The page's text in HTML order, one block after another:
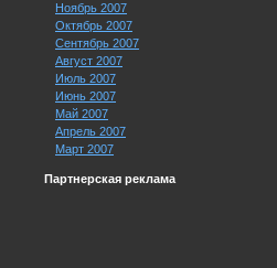
Ноябрь 2007
Октябрь 2007
Сентябрь 2007
Август 2007
Июль 2007
Июнь 2007
Май 2007
Апрель 2007
Март 2007
Партнерская реклама